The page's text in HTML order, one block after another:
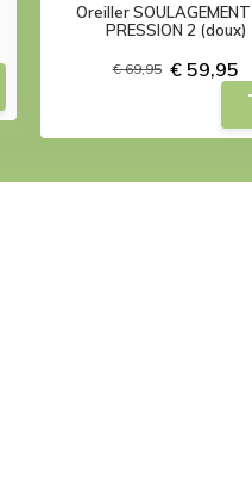
Oreiller
PRESSION 2 (doux)
€ 69,95 € 59,95